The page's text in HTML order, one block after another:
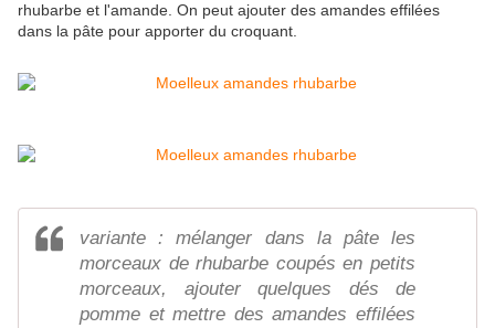
rhubarbe et l'amande. On peut ajouter des amandes effilées
dans la pâte pour apporter du croquant.
variante : mélanger dans la pâte les
morceaux de rhubarbe coupés en petits
morceaux, ajouter quelques dés de
pomme et mettre des amandes effilées